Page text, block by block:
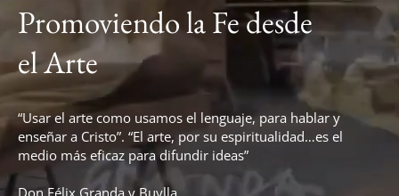
Promoviendo la Fe desde
el Arte
“Usar el arte como usamos el lenguaje, para hablar y
enseñar a Cristo”. “El arte, por su espiritualidad…es el
medio más eficaz para difundir ideas”
Don Félix Granda y Buylla